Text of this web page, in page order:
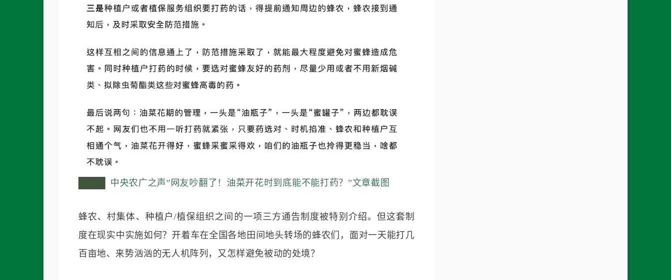
中央农广之声”网友吵翻了！油菜开花时到底能不能打药？”文章截图
蜂农、村集体、种植户/植保组织之间的一项三方通告制度被特别介绍。但这套制
度在现实中实施如何？开着车在全国各地田间地头转场的蜂农们，面对一天能打几
百亩地、来势汹汹的无人机阵列，又怎样避免被动的处境？